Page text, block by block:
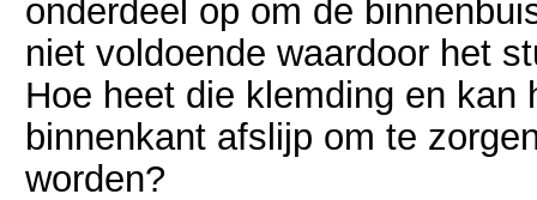
onderdeel op om de
niet voldoende waardoor het
Hoe heet die klemding en
binnenkant afslijp om te
worden?